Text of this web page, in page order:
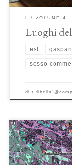
L VOLUME 4
Luoghi del
esl
sesso
di
Le piattaforme
Milano di Letizia